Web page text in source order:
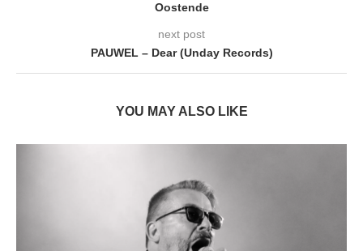
Oostende
next post
PAUWEL – Dear (Unday Records)
YOU MAY ALSO LIKE